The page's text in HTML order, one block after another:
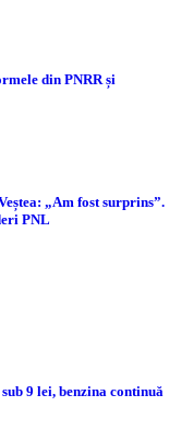
din PNRR și
„Am fost surprins”.
PNL
9 lei, benzina continuă